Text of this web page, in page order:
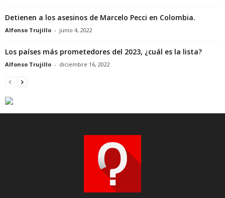
Detienen a los asesinos de Marcelo Pecci en Colombia.
Alfonso Trujillo - junio 4, 2022
Los países más prometedores del 2023, ¿cuál es la lista?
Alfonso Trujillo - diciembre 16, 2022